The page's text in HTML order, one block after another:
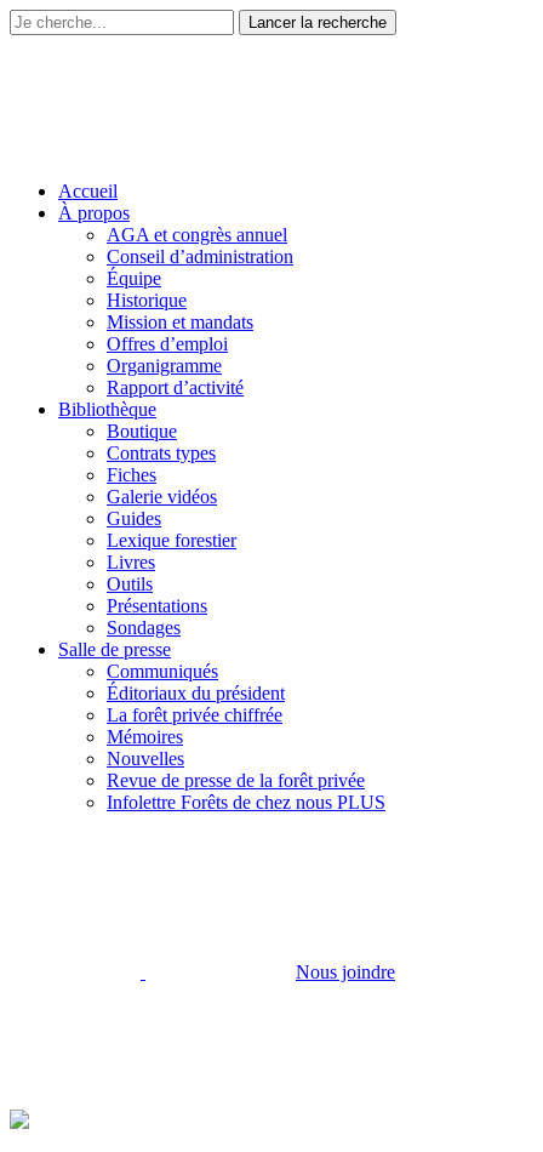
Accueil
À propos
AGA et congrès annuel
Conseil d’administration
Équipe
Historique
Mission et mandats
Offres d’emploi
Organigramme
Rapport d’activité
Bibliothèque
Boutique
Contrats types
Fiches
Galerie vidéos
Guides
Lexique forestier
Livres
Outils
Présentations
Sondages
Salle de presse
Communiqués
Éditoriaux du président
La forêt privée chiffrée
Mémoires
Nouvelles
Revue de presse de la forêt privée
Infolettre Forêts de chez nous PLUS
Nous joindre